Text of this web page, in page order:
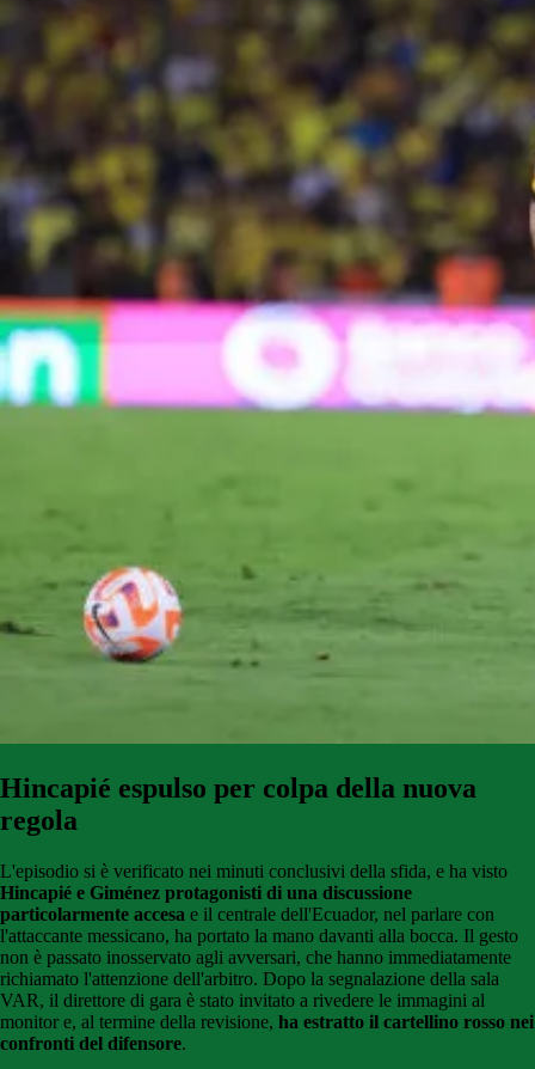
Hincapié espulso per colpa della nuova
regola
L'episodio si è verificato nei minuti conclusivi della sfida, e ha visto
Hincapié e Giménez protagonisti di una discussione
particolarmente accesa e il centrale dell'Ecuador, nel parlare con
l'attaccante messicano, ha portato la mano davanti alla bocca. Il gesto
non è passato inosservato agli avversari, che hanno immediatamente
richiamato l'attenzione dell'arbitro. Dopo la segnalazione della sala
VAR, il direttore di gara è stato invitato a rivedere le immagini al
monitor e, al termine della revisione, ha estratto il cartellino rosso nei
confronti del difensore.